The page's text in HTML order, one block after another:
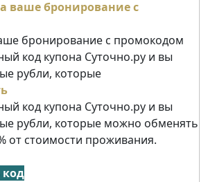
бронирование с промокодом
код купона Суточно.ру и вы
рубли, которые
код купона Суточно.ру и вы
рубли, которые можно обменять
от стоимости проживания.